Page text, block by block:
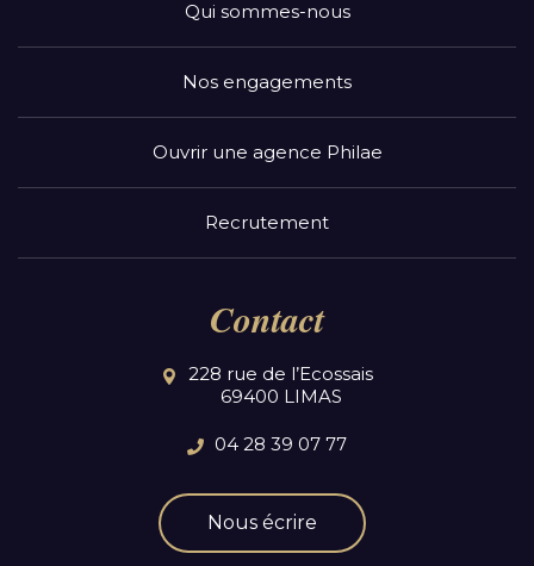
Qui sommes-nous
Nos engagements
Ouvrir une agence Philae
Recrutement
Contact
228 rue de l’Ecossais
69400 LIMAS
04 28 39 07 77
Nous écrire